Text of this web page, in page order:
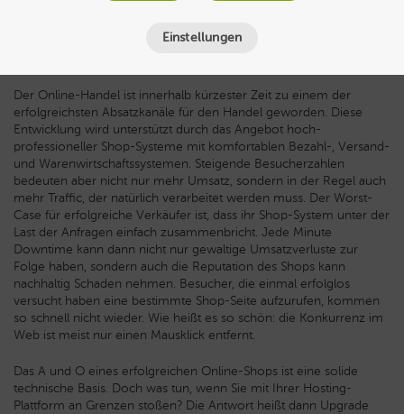
Der Online-Handel ist innerhalb kürzester Zeit zu einem der
erfolgreichsten Absatzkanäle für den Handel geworden. Diese
Entwicklung wird unterstützt durch das Angebot hoch-
professioneller Shop-Systeme mit komfortablen Bezahl-, Versand-
und Warenwirtschaftssystemen. Steigende Besucherzahlen
bedeuten aber nicht nur mehr Umsatz, sondern in der Regel auch
mehr Traffic, der natürlich verarbeitet werden muss. Der Worst-
Case für erfolgreiche Verkäufer ist, dass ihr Shop-System unter der
Last der Anfragen einfach zusammenbricht. Jede Minute
Downtime kann dann nicht nur gewaltige Umsatzverluste zur
Folge haben, sondern auch die Reputation des Shops kann
nachhaltig Schaden nehmen. Besucher, die einmal erfolglos
versucht haben eine bestimmte Shop-Seite aufzurufen, kommen
so schnell nicht wieder. Wie heißt es so schön: die Konkurrenz im
Web ist meist nur einen Mausklick entfernt.
Das A und O eines erfolgreichen Online-Shops ist eine solide
technische Basis. Doch was tun, wenn Sie mit Ihrer Hosting-
Plattform an Grenzen stoßen? Die Antwort heißt dann Upgrade
Einstellungen